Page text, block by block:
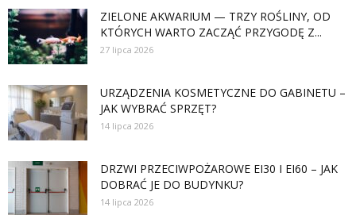
ZIELONE AKWARIUM — TRZY ROŚLINY, OD
KTÓRYCH WARTO ZACZĄĆ PRZYGODĘ Z...
27 lipca 2026
URZĄDZENIA KOSMETYCZNE DO GABINETU –
JAK WYBRAĆ SPRZĘT?
14 lipca 2026
DRZWI PRZECIWPOŻAROWE EI30 I EI60 – JAK
DOBRAĆ JE DO BUDYNKU?
14 lipca 2026